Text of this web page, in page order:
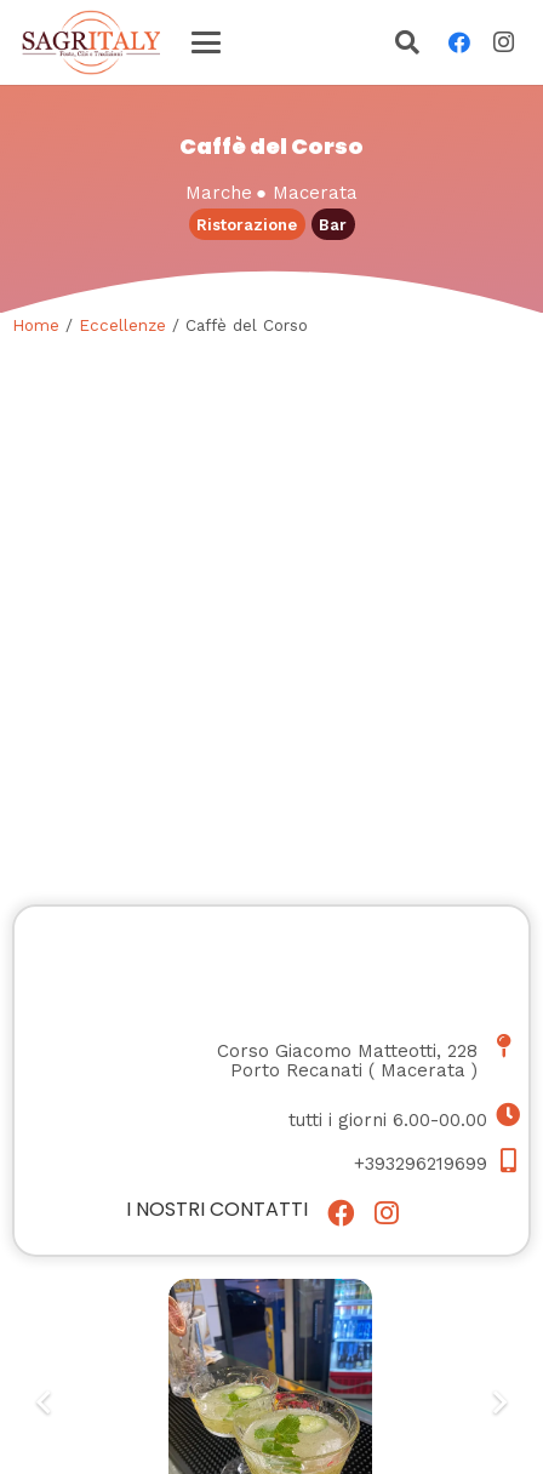
Caffè del Corso
Marche ● Macerata
Ristorazione Bar
Home / Eccellenze / Caffè del Corso
Corso Giacomo Matteotti, 228
Porto Recanati ( Macerata )
tutti i giorni 6.00-00.00
+393296219699
I NOSTRI CONTATTI